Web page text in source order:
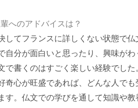
へのアドバイスは？
してフランスに詳しくない状態で仏
自分が面白いと思ったり、興味がわ
で書くのはすごく楽しい経験でした
奇心が旺盛であれば、どんな人でも
す。仏文での学びを通して知識や